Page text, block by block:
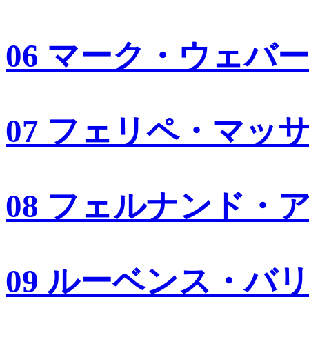
06 マーク・ウェバー
07 フェリペ・マッ
08 フェルナンド・
09 ルーベンス・バ